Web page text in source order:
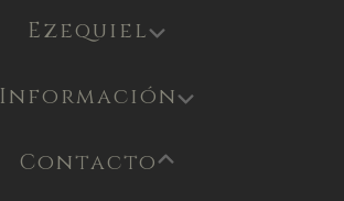
Ezequiel
Información
Contacto